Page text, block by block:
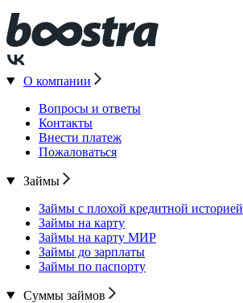
О компании
Вопросы и ответы
Контакты
Внести платеж
Пожаловаться
Займы
Займы с плохой кредитной историей
Займы на карту
Займы на карту МИР
Займы до зарплаты
Займы по паспорту
Суммы займов